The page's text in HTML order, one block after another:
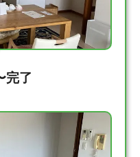
完了